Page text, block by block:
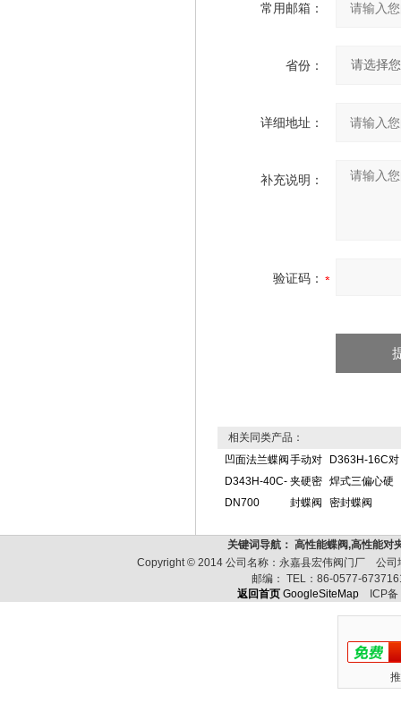
常用邮箱：
省份：
详细地址：
补充说明：
验证码：
相关同类产品：
凹面法兰蝶阀
D343H-40C-
DN700
手动对
夹硬密
封蝶阀
D363H-16C对
焊式三偏心硬
密封蝶阀
关键词导航： 高性能蝶阀,高性能对
Copyright © 2014 公司名称：永嘉县宏伟阀门厂 公
邮编： TEL： 86-0577-
返回首页 GoogleSiteMapICP备